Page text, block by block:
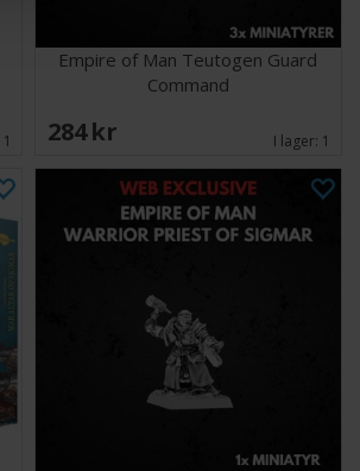
1
Empire of Man Teutogen Guard
Command
284 SEK I lager: 1